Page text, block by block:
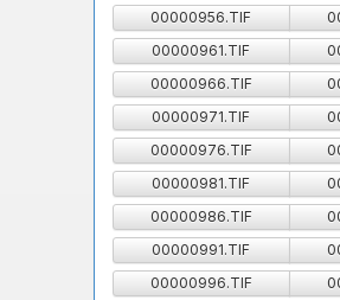
00000956.TIF
00000961.TIF
00000966.TIF
00000971.TIF
00000976.TIF
00000981.TIF
00000986.TIF
00000991.TIF
00000996.TIF